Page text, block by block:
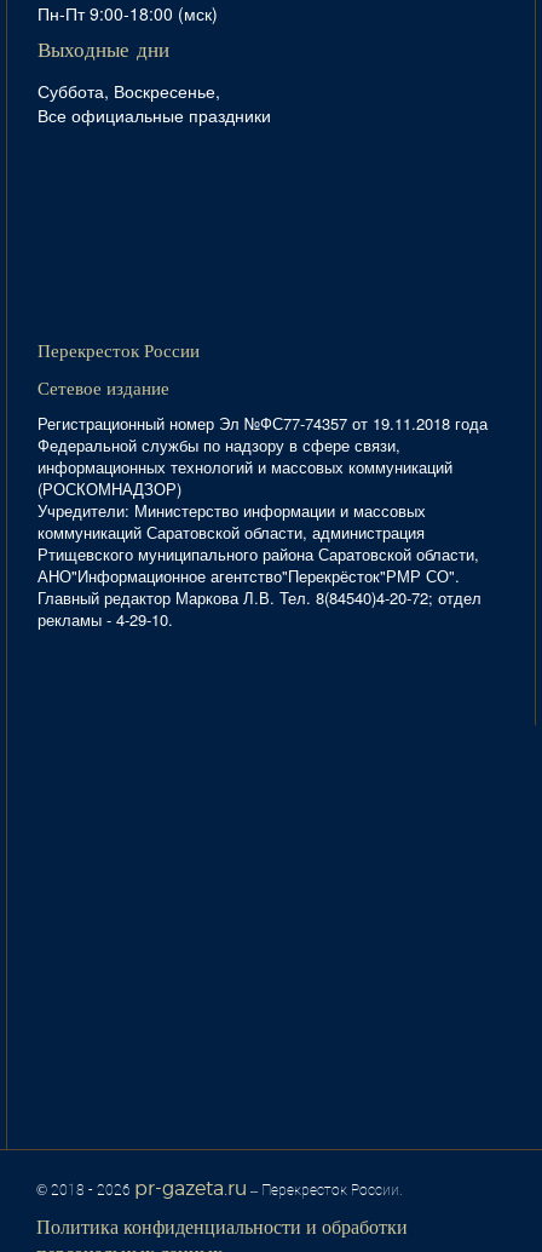
Пн-Пт 9:00-18:00 (мск)
Выходные дни
Суббота, Воскресенье,
Все официальные праздники
Перекресток России
Сетевое издание
Регистрационный номер Эл №ФС77-74357 от 19.11.2018 года
Федеральной службы по надзору в сфере связи,
информационных технологий и массовых коммуникаций
(РОСКОМНАДЗОР)
Учредители: Министерство информации и массовых
коммуникаций Саратовской области, администрация
Ртищевского муниципального района Саратовской области,
АНО"Информационное агентство"Перекрёсток"РМР СО".
Главный редактор Маркова Л.В. Тел. 8(84540)4-20-72; отдел
рекламы - 4-29-10.
© 2018 - 2026 pr-gazeta.ru – Перекресток России.
Политика конфиденциальности и обработки